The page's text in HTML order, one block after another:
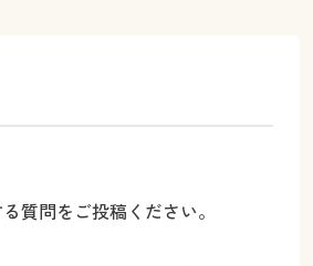
質問をご投稿ください。